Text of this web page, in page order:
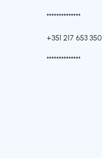
**************
+351 217 653 350
**************